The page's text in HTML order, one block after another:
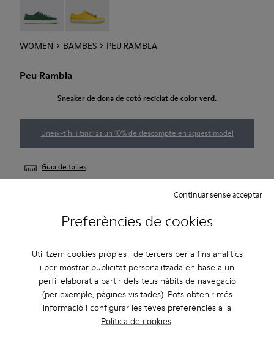
Preferències de cookies
Utilitzem cookies pròpies i de tercers per a fins analítics
i per mostrar publicitat personalitzada en base a un
perfil elaborat a partir dels teus hàbits de navegació
(per exemple, pàgines visitades). Pots obtenir més
informació i configurar les teves preferències a la
Política de cookies.
Continuar sense acceptar
WOMEN BAMBES PEU RAMBLA
Peu Rambla
Sneaker de dona de cotó reciclat de color verd.
Uneix-t’hi i tindràs un 10% de descompte en aquest model
Guia de talles
Descripció
Sneaker d’algodó reciclat de color verd amb plantilla
OrthoLite® Recycled™, cordons elàstics i sola de cautxú per a